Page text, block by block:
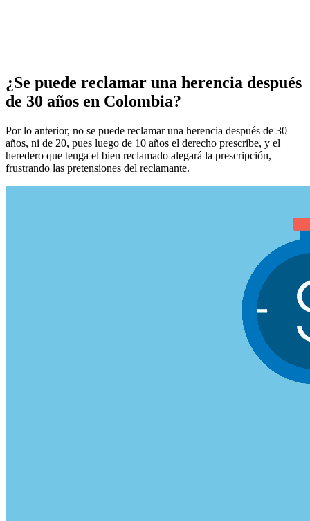
¿Se puede reclamar una herencia después
de 30 años en Colombia?
Por lo anterior, no se puede reclamar una herencia después de 30
años, ni de 20, pues luego de 10 años el derecho prescribe, y el
heredero que tenga el bien reclamado alegará la prescripción,
frustrando las pretensiones del reclamante.